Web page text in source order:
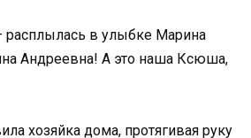
расплылась в улыбке Марина
Андреевна! А это наша Ксюша,
хозяйка дома, протягивая руку